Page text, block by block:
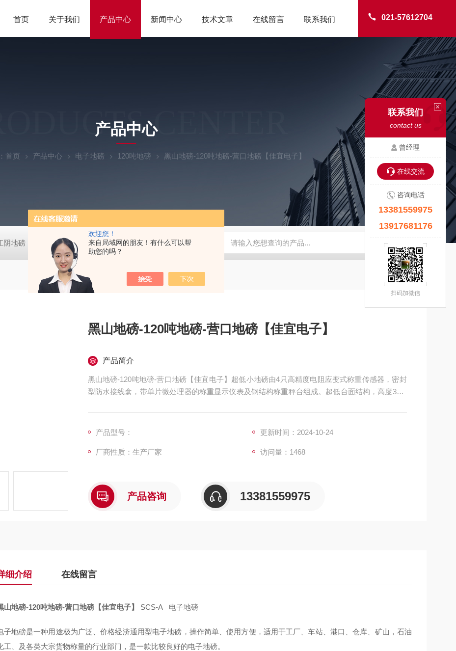
欢迎您！
来自局域网的朋友！有什么可以帮
助您的吗？
021-57612704
首页 关于我们 产品中心 新闻中心 技术文章 在线留言 联系我们
CENTER
产品中心
首页 产品中心 电子地磅 120吨地磅 黑山地磅-120吨地磅-营口地磅【佳宜电子】
阴地磅【佳宜电子】 80吨地磅常规尺寸|80吨地磅标准宽度-【上海佳宜】 钢瓶秤 云南电子秤厂家 钢瓶电子秤 无
黑山地磅-120吨地磅-营口地磅【佳宜电子】
产品简介
黑山地磅-120吨地磅-营口地磅【佳宜电子】超低小地磅由4只高精度电阻应变式称重传感器，密封
型防水接线盒，带单片微处理器的称重显示仪表及钢结构称重秤台组成。超低台面结构，高度35-4
产品型号：
更新时间：2024-10-24
厂商性质：生产厂家 访问量：1468
产品咨询 13381559975
细介绍 在线留言
山地磅-120吨地磅-营口地磅【佳宜电子】 SCS-A 电子地磅
子地磅是一种用途极为广泛、价格经济通用型电子地磅，操作简单、使用方便，适用于工厂、车站、港口、仓库、矿山，石油
工、及各类大宗货物称量的行业部门，是一款比较良好的电子地磅。
联系我们
contact us
曾经理
在线交流
咨询电话
13381559975
13917681176
扫码加微信